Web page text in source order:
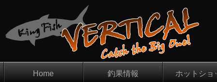
Home 釣果情報 ホットショ